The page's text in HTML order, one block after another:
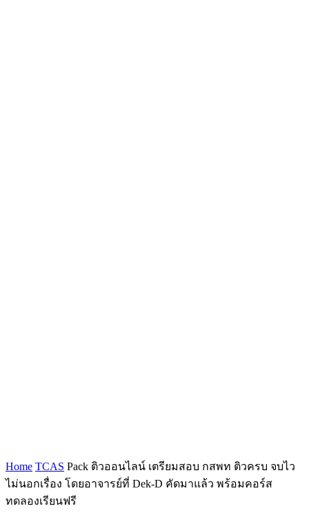
Home TCAS Pack ติวออนไลน์ เตรียมสอบ กสพท ติวครบ จบไว
ไม่นอกเรื่อง โดยอาจารย์ที่ Dek-D คัดมาแล้ว พร้อมคอร์ส
ทดลองเรียนฟรี